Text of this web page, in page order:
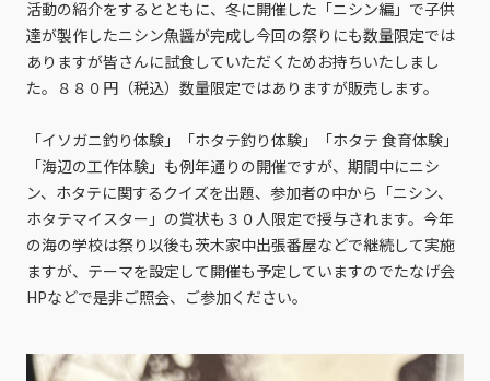
活動の紹介をするとともに、冬に開催した「ニシン編」で子供
達が製作したニシン魚醤が完成し今回の祭りにも数量限定では
ありますが皆さんに試食していただくためお持ちいたしまし
た。８８０円（税込）数量限定ではありますが販売します。
「イソガニ釣り体験」「ホタテ釣り体験」「ホタテ 食育体験」
「海辺の工作体験」も例年通りの開催ですが、期間中にニシ
ン、ホタテに関するクイズを出題、参加者の中から「ニシン、
ホタテマイスター」の賞状も３０人限定で授与されます。今年
の海の学校は祭り以後も茨木家中出張番屋などで継続して実施
ますが、テーマを設定して開催も予定していますのでたなげ会
HPなどで是非ご照会、ご参加ください。